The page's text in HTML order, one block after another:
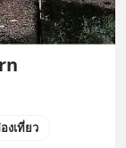
งเที่ยว